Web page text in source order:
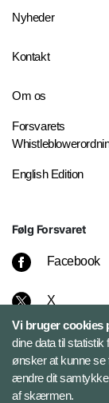
Nyheder
Kontakt
Om os
Forsvarets
English Edition
Følg Forsvaret
Facebook
X
Instagram
Bluesky
Vi bruger cookies
dine data til
ønsker at kunne se
ændre dit samtykke
af skærmen.